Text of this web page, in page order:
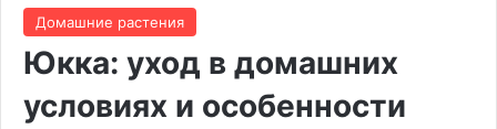
Домашние растения
Юкка: уход в домашних
условиях и особенности